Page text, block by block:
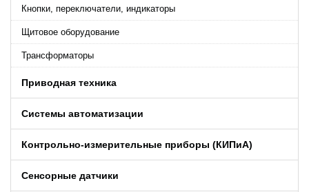
Кнопки, переключатели, индикаторы
Щитовое оборудование
Трансформаторы
Приводная техника
Системы автоматизации
Контрольно-измерительные приборы (КИПиA)
Сенсорные датчики